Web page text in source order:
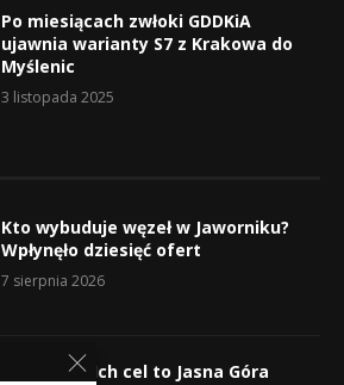
Po miesiącach zwłoki GDDKiA
ujawnia warianty S7 z Krakowa do
Myślenic
3 listopada 2025
Kto wybuduje węzeł w Jaworniku?
Wpłynęło dziesięć ofert
7 sierpnia 2026
Wyruszyli! Ich cel to Jasna Góra